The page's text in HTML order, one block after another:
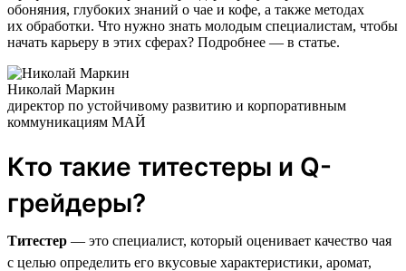
обоняния, глубоких знаний о чае и кофе, а также методах
их обработки. Что нужно знать молодым специалистам, чтобы
начать карьеру в этих сферах? Подробнее — в статье.
Николай Маркин
директор по устойчивому развитию и корпоративным
коммуникациям МАЙ
Кто такие титестеры и Q-
грейдеры?
Титестер — это специалист, который оценивает качество чая
с целью определить его вкусовые характеристики, аромат,